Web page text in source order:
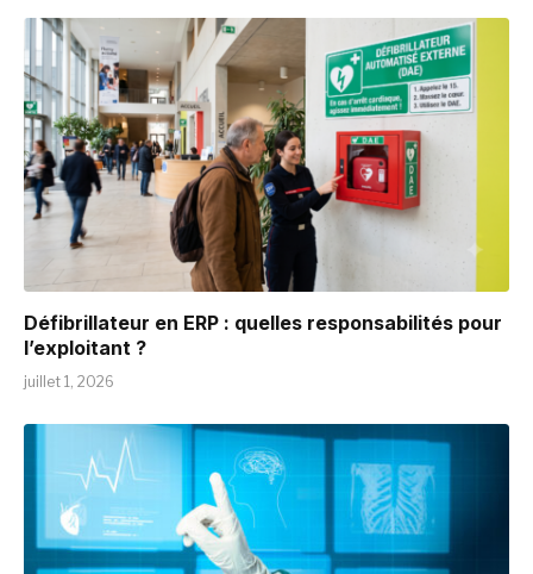
Défibrillateur en ERP : quelles responsabilités pour
l’exploitant ?
juillet 1, 2026